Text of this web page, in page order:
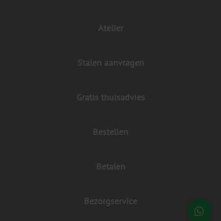
Atelier
Stalen aanvragen
Gratis thuisadvies
Bestellen
Betalen
Bezorgservice